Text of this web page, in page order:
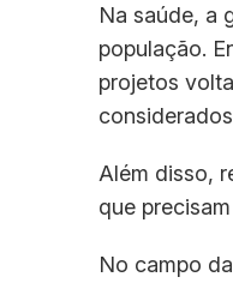
Na saúde, a
população.
projetos
Além disso,
que
No campo